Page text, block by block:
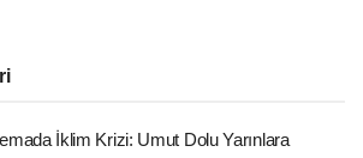
İklim Krizi: Umut Dolu Yarınlara